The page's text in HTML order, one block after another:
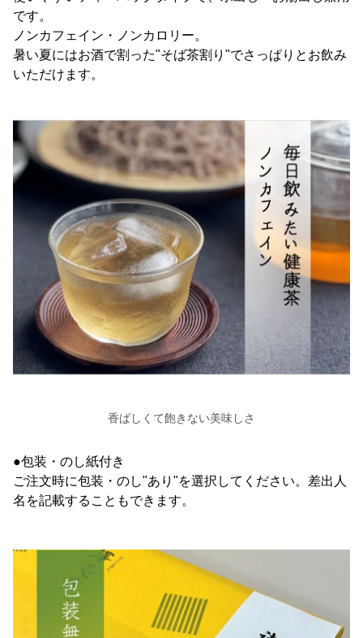
です。
ノンカフェイン・ノンカロリー。
暑い夏にはお酒で割った"そば茶割り"でさっぱりとお飲み
いただけます。
香ばしくて飽きない美味しさ
●包装・のし紙付き
ご注文時に包装・のし"あり"を選択してください。差出人
名を記載することもできます。